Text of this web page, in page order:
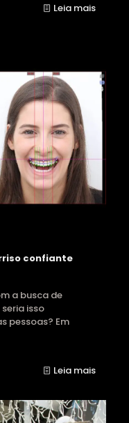
Leia mais
confiante
a busca de
isso
pessoas? Em
Leia mais